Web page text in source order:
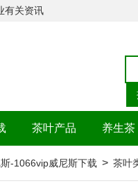
有关资讯
茶叶产品 养生茶
-1066vip威尼斯下载 > 茶叶